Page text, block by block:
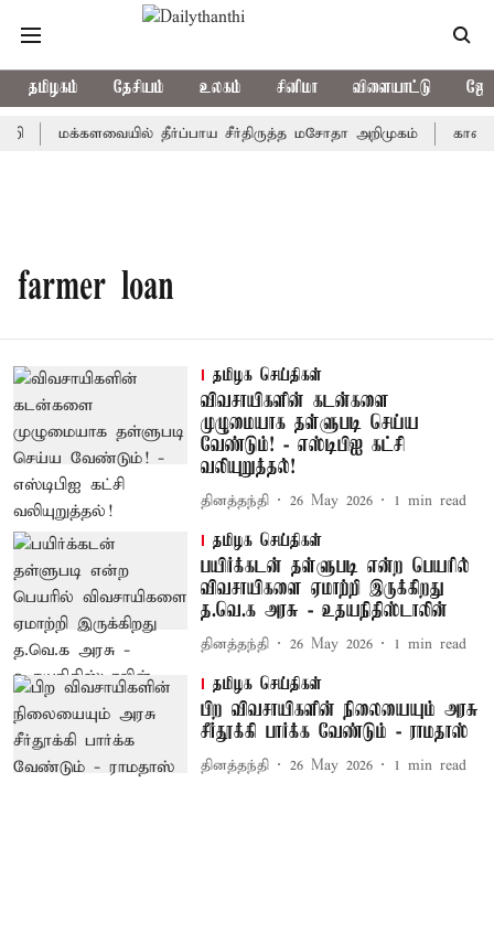
தமிழகம் தேசியம் உலகம் சினிமா விளையாட்டு
மக்களவையில் தீர்ப்பாய சீர்திருத்த மசோதா அறிமுகம்
farmer loan
தமிழக செய்திகள்
விவசாயிகளின் கடன்களை
முழுமையாக தள்ளுபடி செய்ய
வேண்டும்! - எஸ்டிபிஐ கட்சி
வலியுறுத்தல்!
தினத்தந்தி 26 May 2026 1 min read
தமிழக செய்திகள்
பயிர்க்கடன் தள்ளுபடி என்ற பெயரில்
விவசாயிகளை ஏமாற்றி இருக்கிறது
த.வெ.க அரசு - உதயநிதிஸ்டாலின்
தினத்தந்தி 26 May 2026 1 min read
தமிழக செய்திகள்
பிற விவசாயிகளின் நிலையையும் அரசு
சீர்தூக்கி பார்க்க வேண்டும் - ராமதாஸ்
தினத்தந்தி 26 May 2026 1 min read